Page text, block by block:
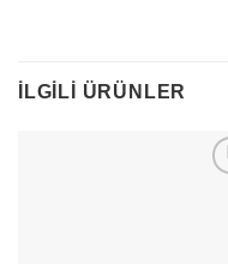
İLGILI ÜRÜNLER